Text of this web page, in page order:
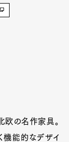
欧の名作家具。
機能的なデザイ